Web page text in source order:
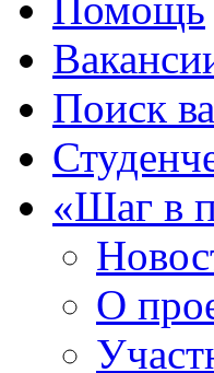
Помощь
Поиск
«Шаг в
О